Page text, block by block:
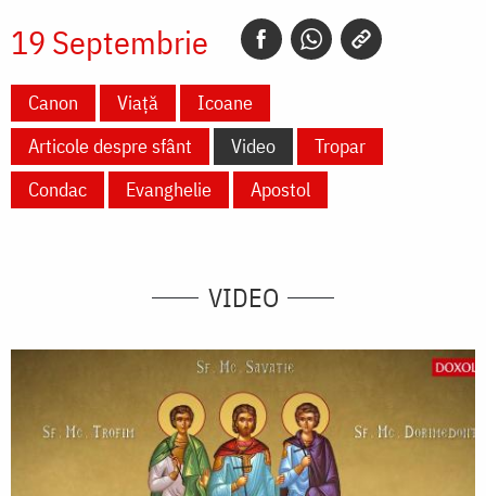
19 Septembrie
Canon Viață
Icoane
Articole despre sfânt
Video
Tropar
Condac
Evanghelie Apostol
VIDEO